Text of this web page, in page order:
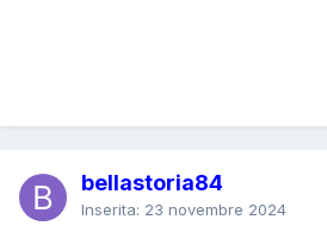
bellastoria84
Inserita: 23 novembre 2024